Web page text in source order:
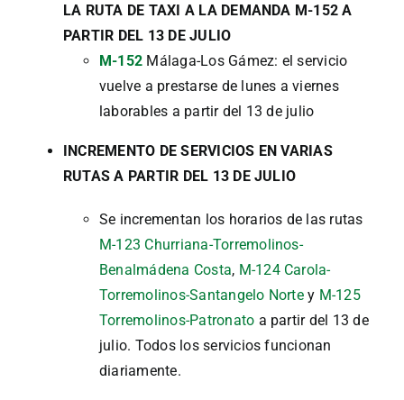
LA RUTA DE TAXI A LA DEMANDA M-152 A
PARTIR DEL 13 DE JULIO
M-152 Málaga-Los Gámez: el servicio
vuelve a prestarse de lunes a viernes
laborables a partir del 13 de julio
INCREMENTO DE SERVICIOS EN VARIAS
RUTAS A PARTIR DEL 13 DE JULIO
Se incrementan los horarios de las rutas
M-123 Churriana-Torremolinos-
Benalmádena Costa, M-124 Carola-
Torremolinos-Santangelo Nortey M-125
Torremolinos-Patronato a partir del 13 de
julio. Todos los servicios funcionan
diariamente.